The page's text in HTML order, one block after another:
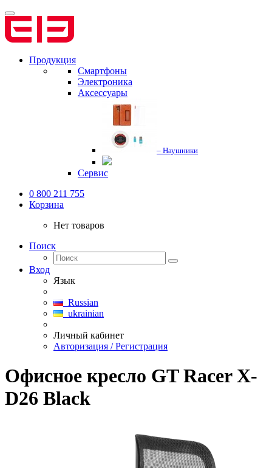
Продукция
Смартфоны
Электроника
Аксессуары
– Наушники
Сервис
0 800 211 755
Корзина
Нет товаров
Поиск
Вход
Язык
Russian
ukrainian
Личный кабинет
Авторизация / Регистрация
Офисное кресло GT Racer X-
D26 Black